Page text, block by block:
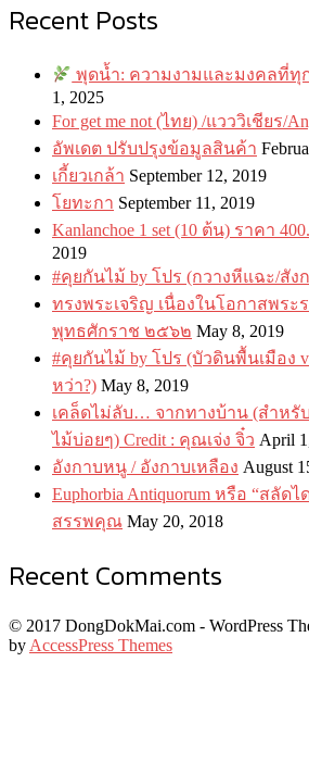
Recent Posts
พุดน้ำ: ความงามและมงคลที่ทุ
1, 2025
For get me not (ไทย) /แวววิเชียร/
อัพเดต ปรับปรุงข้อมูลสินค้า
เกี้ยวเกล้า September 12, 2019
โยทะกา September 11, 2019
Kanlanchoe 1 set (10 ต้น) ราคา
2019
#คุยกันไม้ by โปร (กวางหีแฉะ/สัง
ทรงพระเจริญ เนื่องในโอกาสพร
พุทธศักราช ๒๕๖๒ May 8, 2019
#คุยกันไม้ by โปร (บัวดินพื้นเมือง
หว่า?) May 8, 2019
เคล็ดไม่ลับ… จากทางบ้าน (สำหรั
ไม้บ่อยๆ) Credit : คุณเจ่ง จิ๋ว April
อังกาบหนู / อังกาบเหลือง August
Euphorbia Antiquorum หรือ “สลัด
สรรพคุณ May 20, 2018
Recent Comments
© 2017 DongDokMai.com - WordPress
by AccessPress Themes